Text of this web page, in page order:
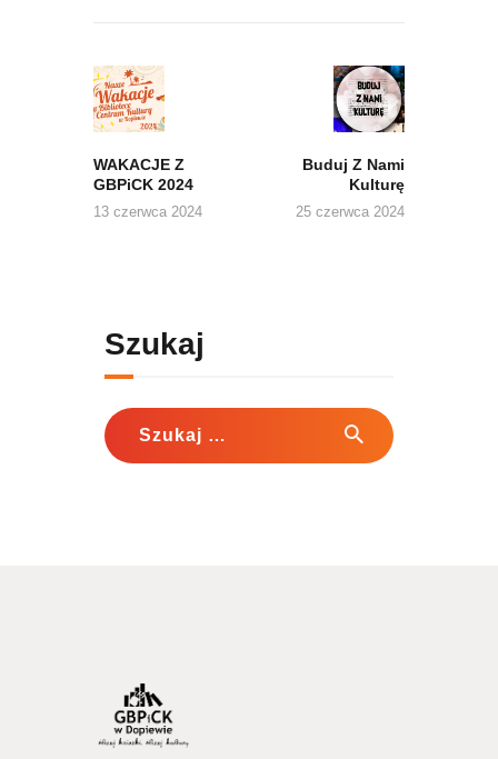
wpisu
WAKACJE Z
GBPiCK 2024
13 czerwca 2024
Buduj Z Nami
Kulturę
25 czerwca 2024
Szukaj
Szukaj: